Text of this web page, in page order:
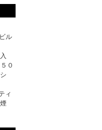
ル
０
ィ